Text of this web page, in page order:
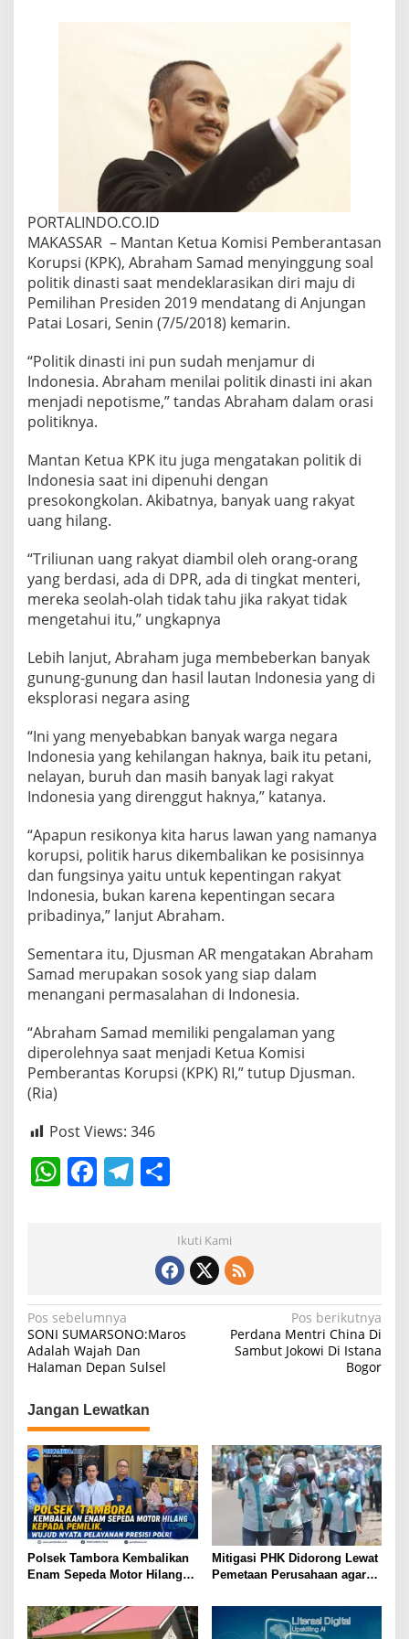
i
k
S
i
s
t
e
m
D
i
n
s
t
i
S
a
h
M
e
a
m
u
r
D
I
n
d
o
e
s
i
a
PORTALINDO.CO.ID
MAKASSAR – Mantan Ketua Komisi Pemberantasan
Korupsi (KPK), Abraham Samad menyinggung soal
politik dinasti saat mendeklarasikan diri maju di
Pemilihan Presiden 2019 mendatang di Anjungan
Patai Losari, Senin (7/5/2018) kemarin.
“Politik dinasti ini pun sudah menjamur di
Indonesia. Abraham menilai politik dinasti ini akan
menjadi nepotisme,” tandas Abraham dalam orasi
politiknya.
Mantan Ketua KPK itu juga mengatakan politik di
Indonesia saat ini dipenuhi dengan
presokongkolan. Akibatnya, banyak uang rakyat
uang hilang.
“Triliunan uang rakyat diambil oleh orang-orang
yang berdasi, ada di DPR, ada di tingkat menteri,
mereka seolah-olah tidak tahu jika rakyat tidak
mengetahui itu,” ungkapnya
Lebih lanjut, Abraham juga membeberkan banyak
gunung-gunung dan hasil lautan Indonesia yang di
eksplorasi negara asing
“Ini yang menyebabkan banyak warga negara
Indonesia yang kehilangan haknya, baik itu petani,
nelayan, buruh dan masih banyak lagi rakyat
Indonesia yang direnggut haknya,” katanya.
“Apapun resikonya kita harus lawan yang namanya
korupsi, politik harus dikembalikan ke posisinnya
dan fungsinya yaitu untuk kepentingan rakyat
Indonesia, bukan karena kepentingan secara
pribadinya,” lanjut Abraham.
Sementara itu, Djusman AR mengatakan Abraham
Samad merupakan sosok yang siap dalam
menangani permasalahan di Indonesia.
“Abraham Samad memiliki pengalaman yang
diperolehnya saat menjadi Ketua Komisi
Pemberantas Korupsi (KPK) RI,” tutup Djusman.
(Ria)
Post Views: 346
W
p
p
F
o
o
k
T
gr
m
ar
eIkuti Kami
N
a
v
i
g
a
s
i
p
o
s
Pos sebelumnya
SONI SUMARSONO:Maros
Adalah Wajah Dan
Halaman Depan Sulsel
Pos berikutnya
Perdana Mentri China Di
Sambut Jokowi Di Istana
Bogor
Jangan Lewatkan
Polsek Tambora Kembalikan
Enam Sepeda Motor Hilang
Pelayanan Presisi Polri
Mitigasi PHK Didorong Lewat
Pemetaan Perusahaan agar